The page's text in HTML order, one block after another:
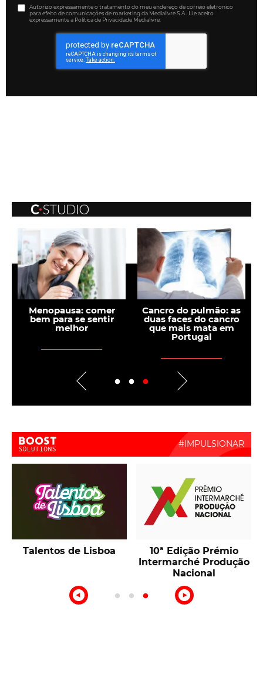
Autorizo expressamente o tratamento do meu endereço de correio eletrónico
para efeito de comunicações de marketing da Medialivre S.A.. Li e aceito
expressamente a Política de Privacidade Medialivre.
Menopausa: comer
bem para se sentir
melhor
Cancro do pulmão: as
duas faces do cancro
que mais mata em
Portugal
Boost Activate
Talentos de Lisboa
10ª Edição Prémio
Intermarché Produção
Nacional